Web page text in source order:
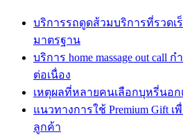
บริการรถดูดส้วมบริการที่รวดเ
มาตรฐาน
บริการ home massage out call
ต่อเนื่อง
เหตุผลที่หลายคนเลือกบุหรี่นอ
แนวทางการใช้ Premium Gift
ลูกค้า